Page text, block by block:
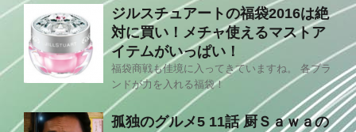
ジルスチュアートの福袋2016は絶
対に買い！メチャ使えるマストア
イテムがいっぱい！
福袋商戦も佳境に入ってきていますね。 各ブラ
ンドが力を入れる福袋！
孤独のグルメ5 11話 厨Ｓａｗａの